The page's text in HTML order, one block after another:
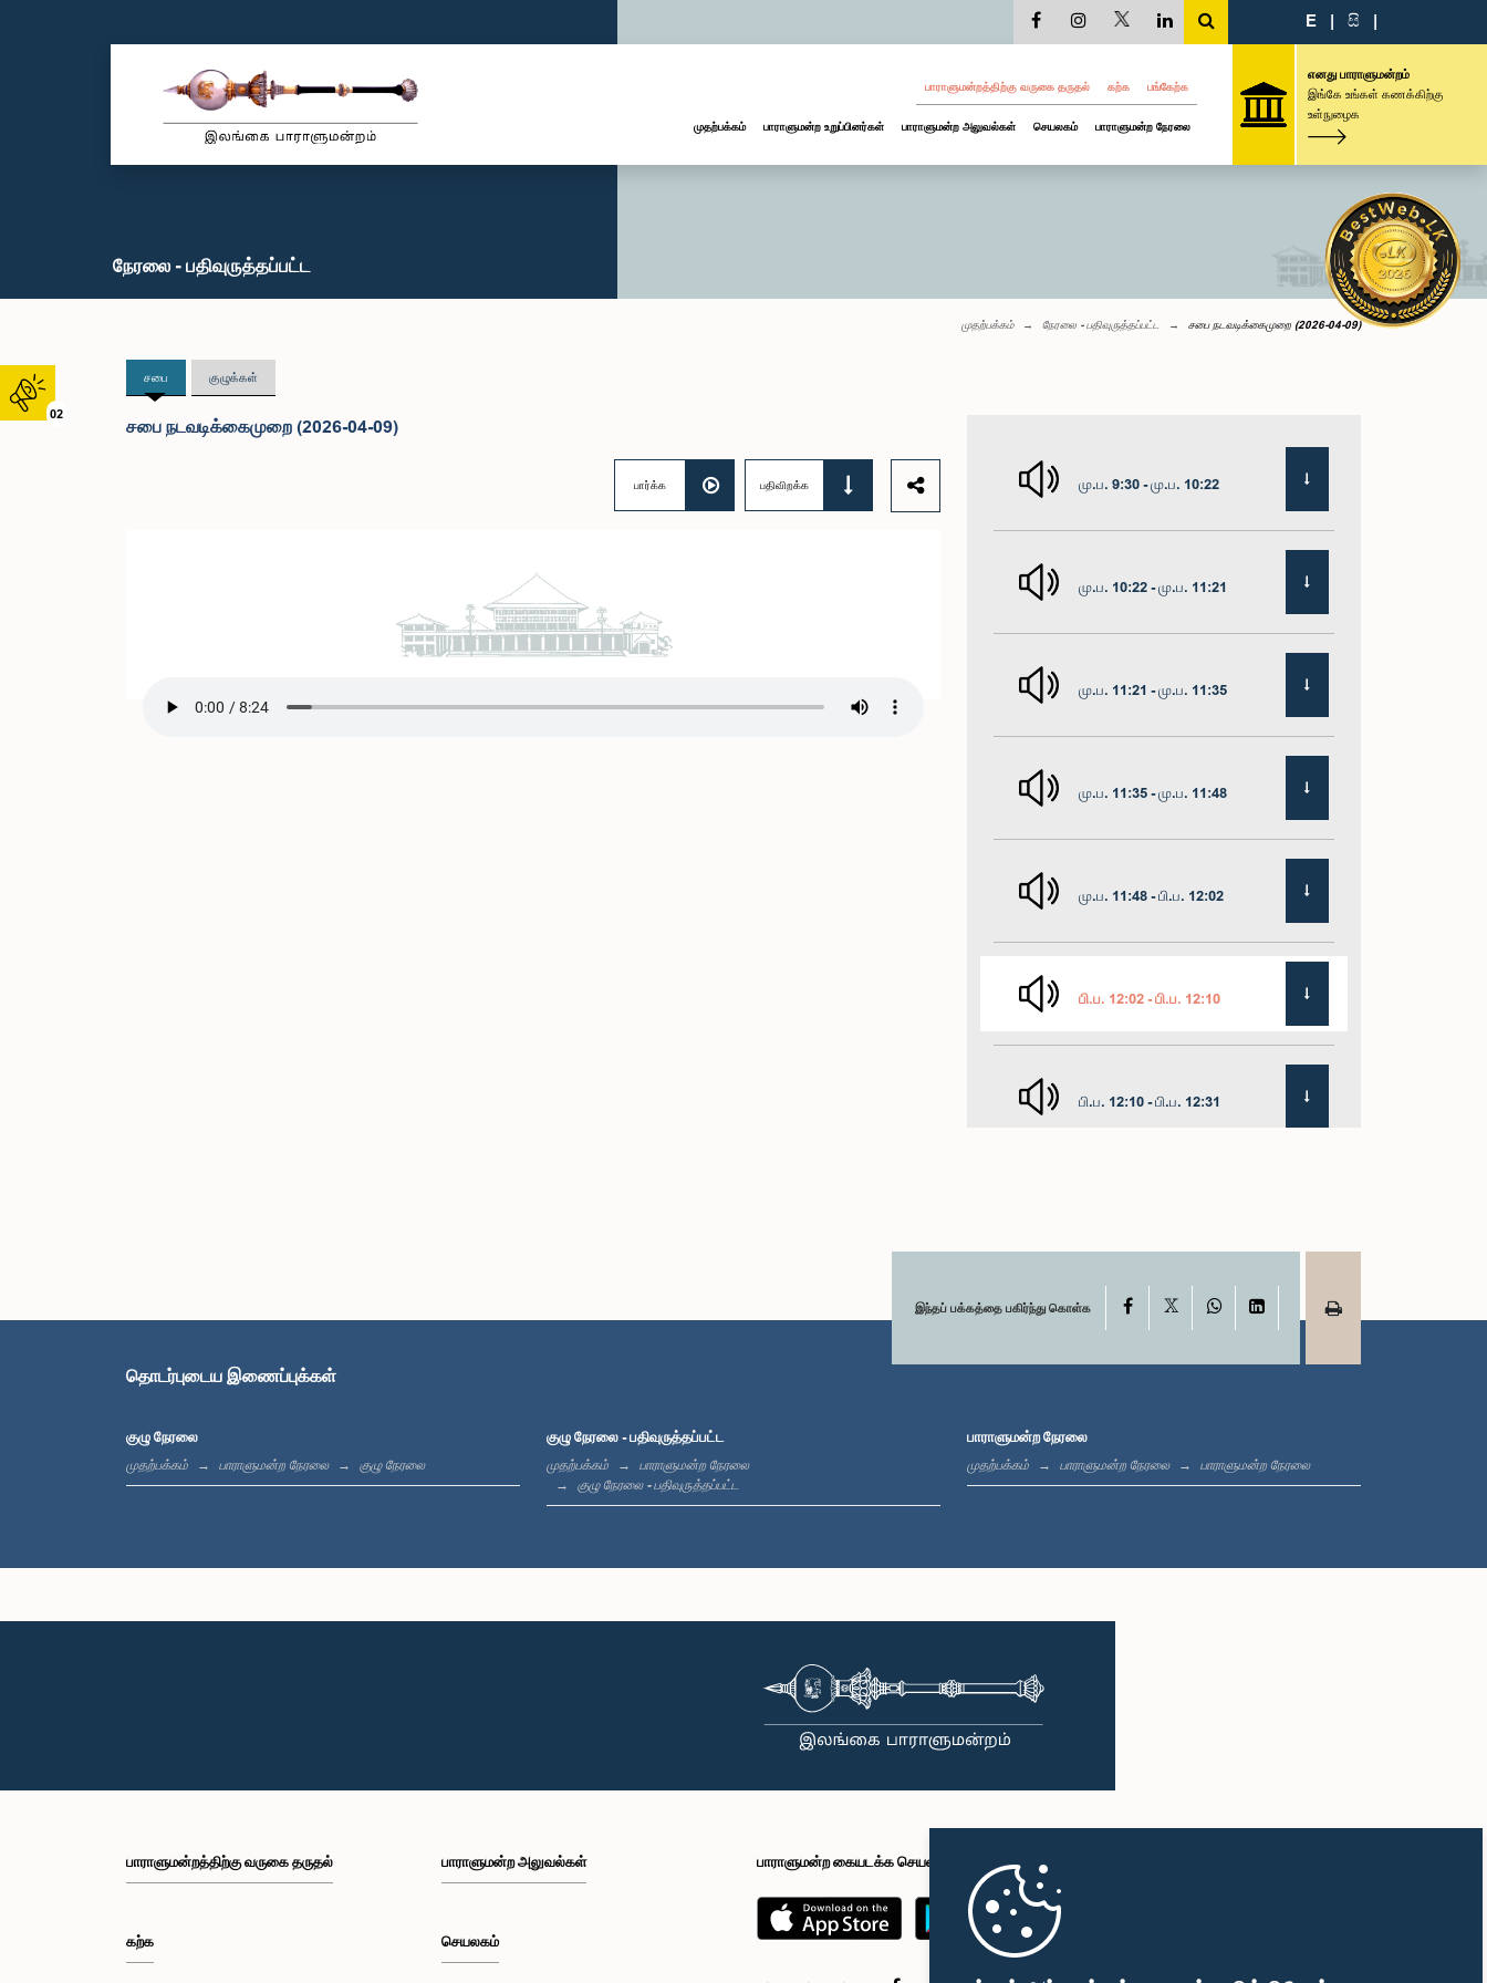
02
E | සි |
பாராளுமன்றத்திற்கு வருகை தருதல் கற்க பங்கேற்க
முதற்பக்கம் பாராளுமன்ற உறுப்பினர்கள் பாராளுமன்ற அலுவல்கள் செயலகம் பாராளுமன்ற நேரலை
எனது பாராளுமன்றம்
இங்கே உங்கள் கணக்கிற்கு
உள்நுழைக
நேரலை - பதிவுருத்தப்பட்ட
முதற்பக்கம் நேரலை - பதிவுருத்தப்பட்ட சபை நடவடிக்கைமுறை (2026-04-09)
சபை குழுக்கள்
சபை நடவடிக்கைமுறை (2026-04-09)
பார்க்க பதிவிறக்க மு.ப. 9:30 - மு.ப. 10:22
மு.ப. 10:22 - மு.ப. 11:21
மு.ப. 11:21 - மு.ப. 11:35
மு.ப. 11:35 - மு.ப. 11:48
மு.ப. 11:48 - பி.ப. 12:02
பி.ப. 12:02 - பி.ப. 12:10
பி.ப. 12:10 - பி.ப. 12:31
பி.ப. 1:19 - பி.ப. 1:31
இந்தப் பக்கத்தை பகிர்ந்து கொள்க Facebook WhatsAppLinkedIn
தொடர்புடைய இணைப்புக்கள்
குழு நேரலை
முதற்பக்கம் பாராளுமன்ற நேரலை குழு நேரலை
குழு நேரலை - பதிவுருத்தப்பட்ட
முதற்பக்கம்
பாராளுமன்ற நேரலை
குழு நேரலை - பதிவுருத்தப்பட்ட
பாராளுமன்ற நேரலை
முதற்பக்கம் பாராளுமன்ற நேரலை பாராளுமன்ற நேரலை
பாராளுமன்றத்திற்கு வருகை தருதல்
கற்க
பாராளுமன்ற அலுவல்கள்
செயலகம்
பாராளுமன்ற கையடக்க செயலி